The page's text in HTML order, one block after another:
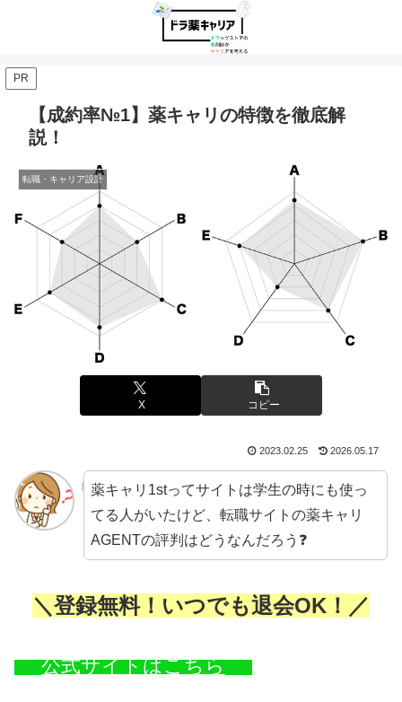
PR
【成約率№1】薬キャリの特徴を徹底解
説！
転職・キャリア設計
X コピー
2023.02.25 2026.05.17
薬キャリ1stってサイトは学生の時にも使っ
てる人がいたけど、転職サイトの薬キャリ
AGENTの評判はどうなんだろう❓
＼登録無料！いつでも退会OK！／
公式サイトはこちら